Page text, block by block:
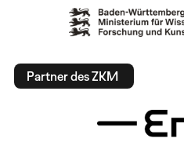
Partner des ZKM